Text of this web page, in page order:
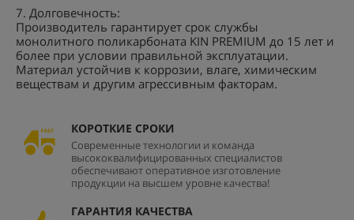
7. Долговечность:
Производитель гарантирует срок службы
монолитного поликарбоната KIN PREMIUM до 15 лет и
более при условии правильной эксплуатации.
Материал устойчив к коррозии, влаге, химическим
веществам и другим агрессивным факторам.
КОРОТКИЕ СРОКИ
Современные технологии и команда
высококвалифицированных специалистов
обеспечивают оперативное изготовление
продукции на высшем уровне качества!
ГАРАНТИЯ КАЧЕСТВА